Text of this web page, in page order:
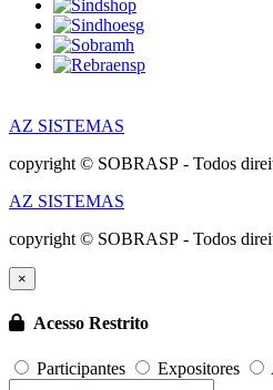
AZ SISTEMAS
copyright © SOBRASP - Todos
AZ SISTEMAS
copyright © SOBRASP - Todos
×
Acesso Restrito
Participantes Expositores